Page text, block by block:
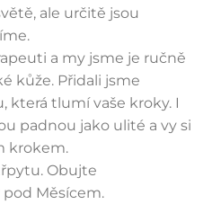
ale určitě jsou
a my jsme je ručně
kůže. Přidali jsme
která tlumí vaše kroky. I
padnou jako ulité a vy si
krokem.
Obujte
Měsícem.